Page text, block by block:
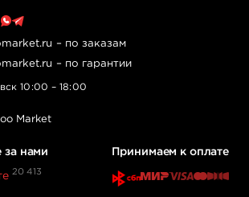
– по заказам
– по гарантии
10:00 – 18:00
Market
за нами
20 413
Принимаем к оплате